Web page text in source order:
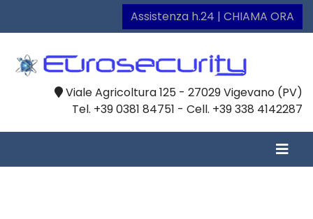
Assistenza h.24 | CHIAMA ORA
Viale Agricoltura 125 - 27029 Vigevano (PV)
Tel. +39 0381 84751 - Cell. +39 338 4142287